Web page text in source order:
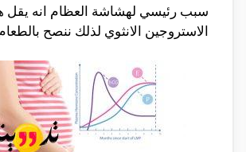
سبب رئيسي لهشاشة العظام انه يقل
الاستروجين الانثوي لذلك ننصح